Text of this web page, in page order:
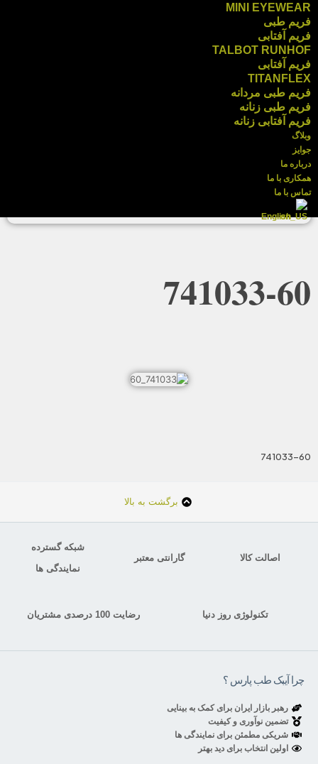
MINI EYEWEAR
فریم طبی
فریم آفتابی
TALBOT RUNHOF
فریم آفتابی
TITANFLEX
فریم طبی مردانه
فریم طبی زنانه
فریم آفتابی زنانه
وبلاگ
جوایز
درباره ما
همکاری با ما
تماس با ما
English
741033-60
741033-60
برگشت به بالا
اصالت کالا گارانتی معتبر
شبکه گسترده
نمایندگی ها
تکنولوژی روز دنیا رضایت 100 درصدی مشتریان
چرا آیبک طب پارس ؟
رهبر بازار ایران برای کمک به بینایی
تضمین نوآوری و کیفیت
شریکی مطمئن برای نمایندگی ها
اولین انتخاب برای دید بهتر